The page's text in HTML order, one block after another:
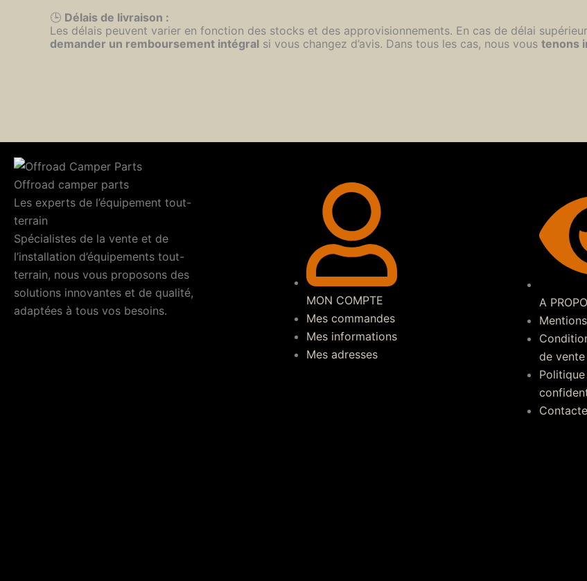
🕒 Délais de livraison :
Les délais peuvent varier en fonction des stocks et des approvisionnements. En cas de délai
demander un remboursement intégral si vous changez d’avis. Dans tous les cas, nous vous tenons
Offroad camper parts
Les experts de l’équipement tout-
terrain
Spécialistes de la vente et de
l’installation d’équipements tout-
terrain, nous vous proposons des
solutions innovantes et de qualité,
adaptées à tous vos besoins.
MON COMPTE
Mes commandes
Mes informations
Mes adresses
A
de vente